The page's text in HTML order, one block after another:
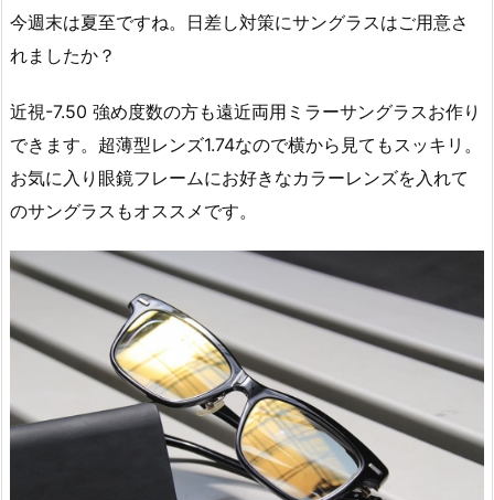
今週末は夏至ですね。日差し対策にサングラスはご用意さ
れましたか？
近視-7.50 強め度数の方も遠近両用ミラーサングラスお作り
できます。超薄型レンズ1.74なので横から見てもスッキリ。
お気に入り眼鏡フレームにお好きなカラーレンズを入れて
のサングラスもオススメです。